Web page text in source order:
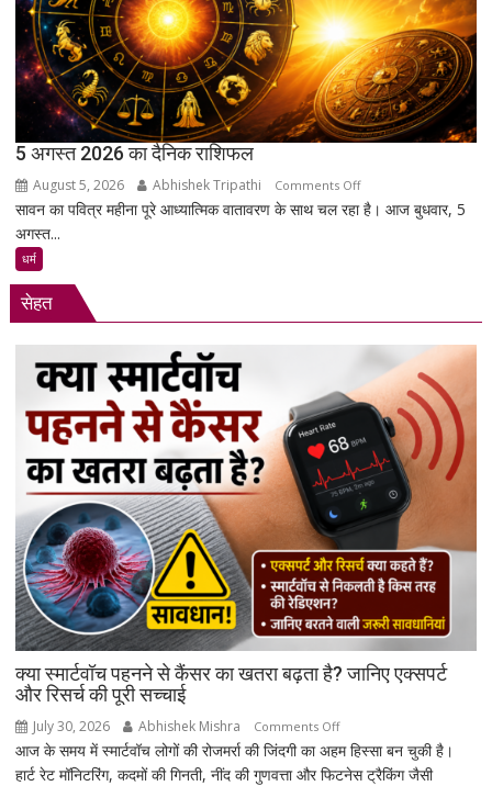
पर
उतरे
युवा,
क्या
हैं
उनकी
5 अगस्त 2026 का दैनिक राशिफल
August 5, 2026 Abhishek Tripathi Comments Offon
5
सावन का पवित्र महीना पूरे आध्यात्मिक वातावरण के साथ चल रहा है। आज बुधवार, 5
अगस्त...
धर्म
सेहत
क्या स्मार्टवॉच पहनने से कैंसर का खतरा बढ़ता है? जानिए एक्सपर्ट
और रिसर्च की पूरी सच्चाई
July 30, 2026 Abhishek Mishra Comments Offon
क्या
स्मार्टवॉच
आज के समय में स्मार्टवॉच लोगों की रोजमर्रा की जिंदगी का अहम हिस्सा बन चुकी है।
हार्ट रेट मॉनिटरिंग, कदमों की गिनती, नींद की गुणवत्ता और फिटनेस ट्रैकिंग जैसी